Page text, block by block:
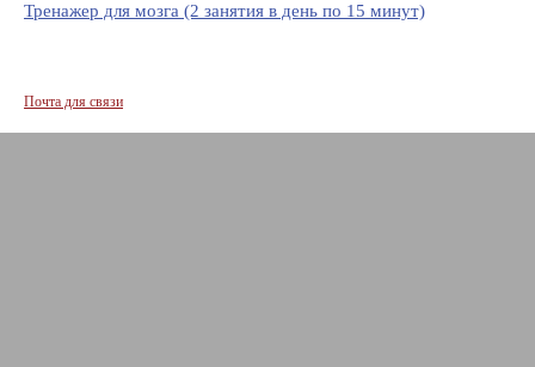
Тренажер для мозга (2 занятия в день по 15 минут)
Почта для связи